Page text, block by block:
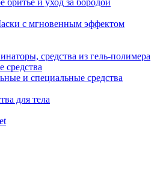
бритье и уход за бородой
с мгновенным эффектом
средства из гель-полимера
средства
и специальные средства
для тела